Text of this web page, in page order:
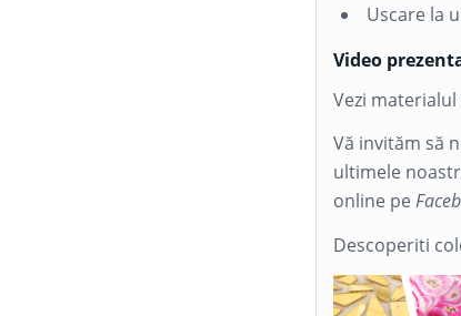
Uscare la
Video
Vezi materialul
Vă invităm să
ultimele
online pe
Descoperiti